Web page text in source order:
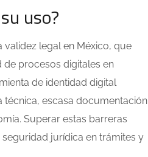
uso?
validez legal en México, que
procesos digitales en
de identidad digital
técnica, escasa documentación
Superar estas barreras
jurídica en trámites y